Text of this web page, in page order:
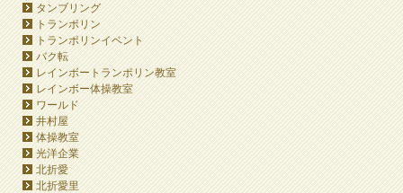
タンブリング
トランポリン
トランポリンイベント
バク転
レインボートランポリン教室
レインボー体操教室
ワールド
井村屋
体操教室
光洋企業
北折愛
北折愛里